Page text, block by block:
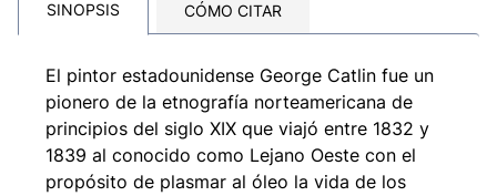
SINOPSIS CÓMO CITAR
El pintor estadounidense George Catlin fue un
pionero de la etnografía norteamericana de
principios del siglo XIX que viajó entre 1832 y
1839 al conocido como Lejano Oeste con el
propósito de plasmar al óleo la vida de los